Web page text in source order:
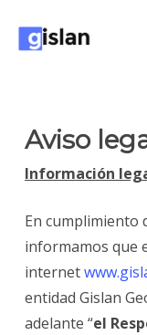
Aviso
Información
En cumplimiento
informamos que
internet
entidadGislan
adelante “el